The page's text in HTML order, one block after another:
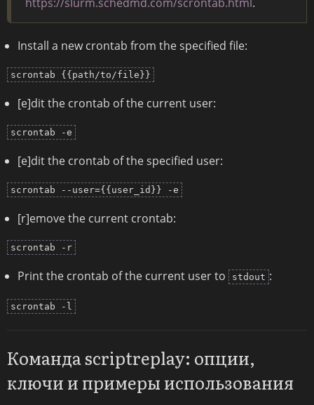
Install a new crontab from the specified file:
scrontab {{path/to/file}}
[e]dit the crontab of the current user:
scrontab -e
[e]dit the crontab of the specified user:
scrontab --user={{user_id}} -e
[r]emove the current crontab:
scrontab -r
Print the crontab of the current user to stdout :
scrontab -l
Команда scriptreplay: опции,
ключи и примеры использования